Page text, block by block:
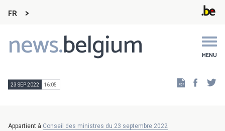
FR
news.belgium MENU
Main
navigation
23 SEP 2022 16:05
Appartient à Conseil des ministres du 23 septembre 2022